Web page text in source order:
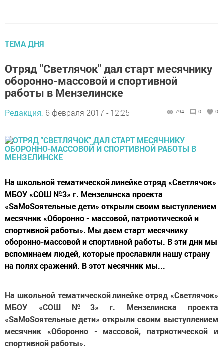
ТЕМА ДНЯ
Отряд "Светлячок" дал старт месячнику
оборонно-массовой и спортивной
работы в Мензелинске
Редакция, 6 февраля 2017 - 12:25 794 0 0
На школьной тематической линейке отряд «Светлячок»
МБОУ «СОШ №3» г. Мензелинска проекта
«SaMoSоятельные дети» открыли своим выступлением
месячник «Оборонно - массовой, патриотической и
спортивной работы». Мы даем старт месячнику
оборонно-массовой и спортивной работы. В эти дни мы
вспоминаем людей, которые прославили нашу страну
на полях сражений. В этот месячник мы...
На школьной тематической линейке отряд «Светлячок»
МБОУ «СОШ №3» г. Мензелинска проекта
«SaMoSоятельные дети» открыли своим выступлением
месячник «Оборонно - массовой, патриотической и
спортивной работы».